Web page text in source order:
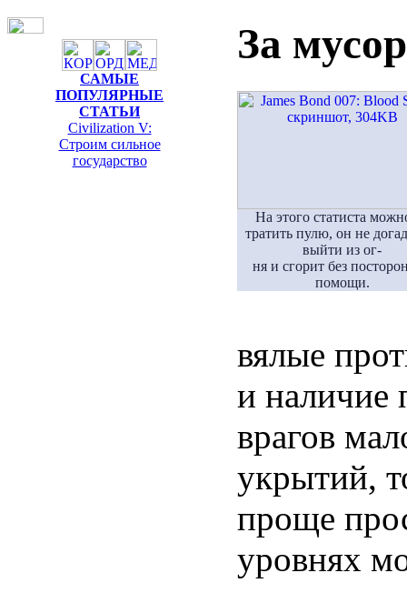
САМЫЕ
ПОПУЛЯРНЫЕ
СТАТЬИ
Civilization V:
Строим сильное
государство
За
На этого статиста
тратить пулю, он не
выйти из ог-
ня и сгорит без
помощи.
вялые
и наличие
врагов
укрытий,
проще
уровнях